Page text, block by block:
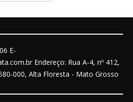
E-
Endereço: Rua A-4, nº 412,
000, Alta Floresta - Mato Grosso